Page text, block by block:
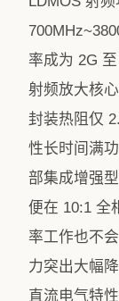
率成为 2G
射频放大核
封装热阻仅
性长时间满
部集成增强
便在 10:1 全
率工作也不
力突出大幅
直流电气特